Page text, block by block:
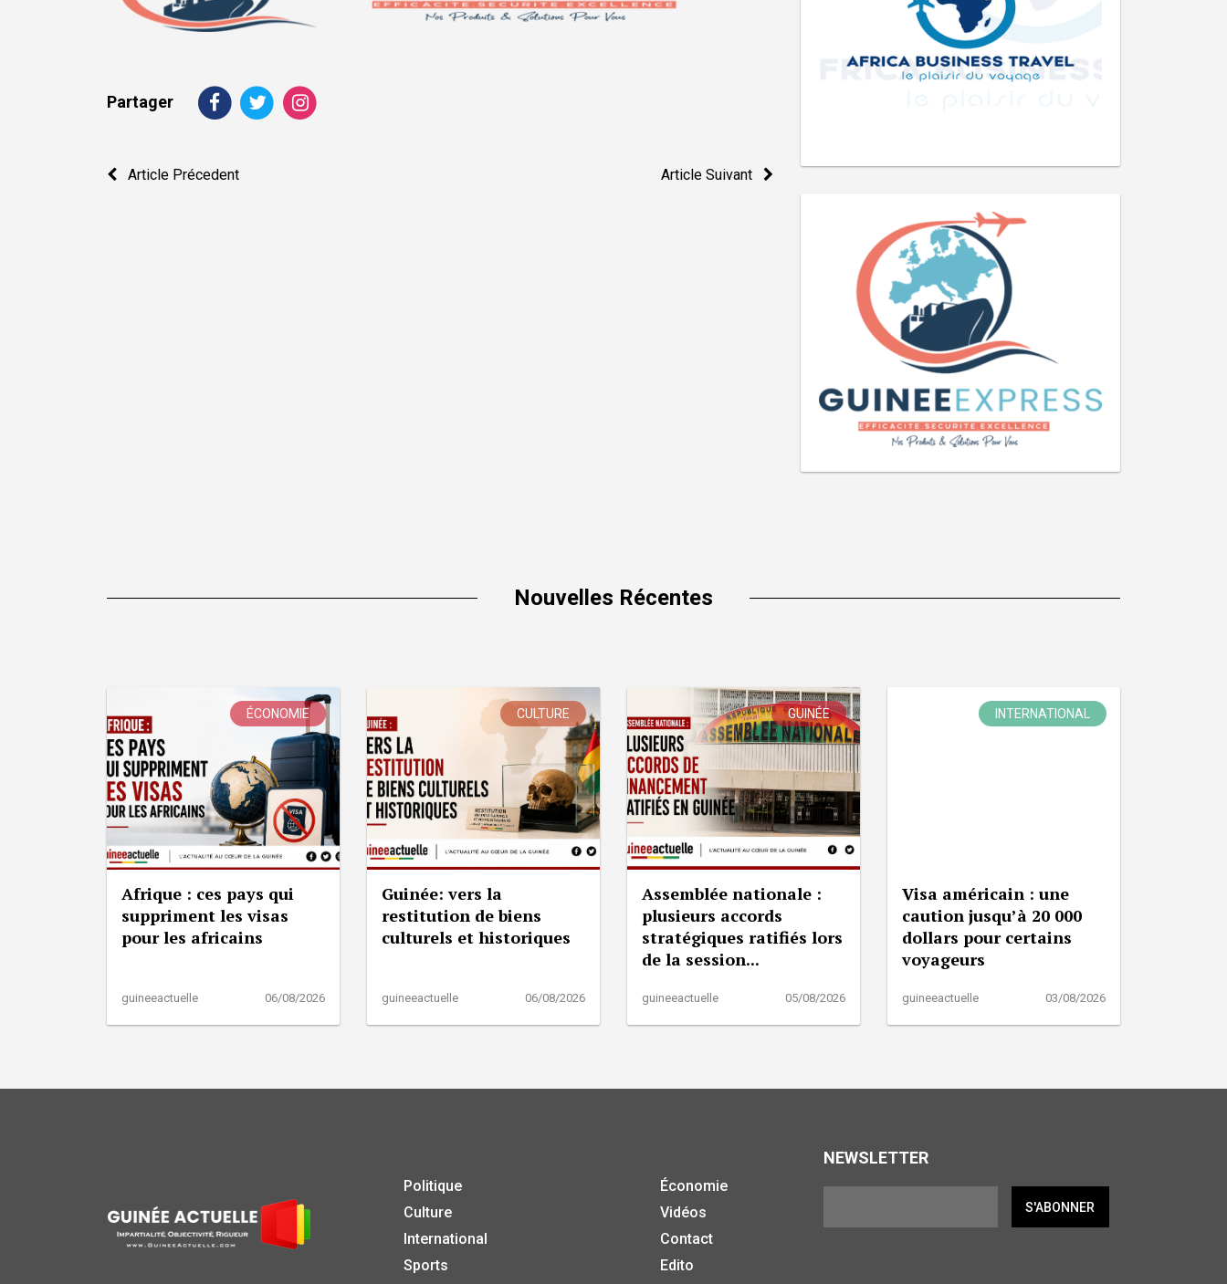
Partager
Navigation
Article Précedent Article Suivant
Nouvelles Récentes
ÉCONOMIE
Afrique : ces pays qui
suppriment les visas
pour les africains
guineeactuelle 06/08/2026
CULTURE
Guinée: vers la
restitution de biens
culturels et historiques
guineeactuelle 06/08/2026
GUINÉE
Assemblée nationale :
plusieurs accords
stratégiques ratifiés lors
de la session...
guineeactuelle 05/08/2026
INTERNATIONAL
Visa américain : une
caution jusqu’à 20 000
dollars pour certains
voyageurs
guineeactuelle 03/08/2026
Politique
Culture
International
Sports
Économie
Vidéos
Contact
Edito
NEWSLETTER
S'ABONNER